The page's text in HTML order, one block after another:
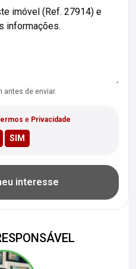
antes de enviar.
e Privacidade
interesse